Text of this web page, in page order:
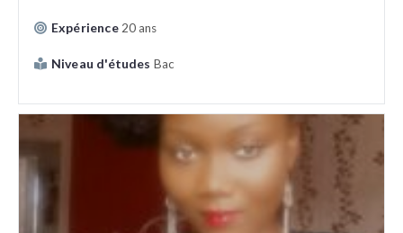
Expérience 20 ans
Niveau d'études Bac